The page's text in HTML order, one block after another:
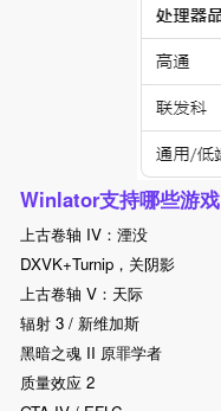
Winlator支持哪些游戏
上古卷轴 IV：湮没
DXVK+Turnip，关阴影
上古卷轴 V：天际
辐射 3 / 新维加斯
黑暗之魂 II 原罪学者
质量效应 2